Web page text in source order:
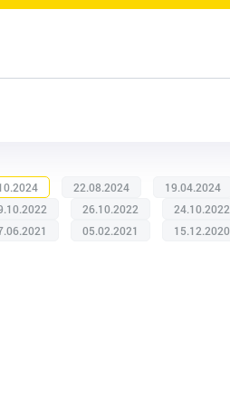
22.08.2024 19.04.2024
26.10.2022 24.10.2022
05.02.2021 15.12.2020